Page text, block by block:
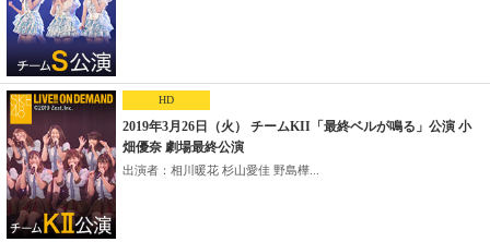
HD
2019年3月26日（火） チームKII「最終ベルが鳴る」公演 小
畑優奈 劇場最終公演
出演者：相川暖花 杉山愛佳 野島樺...